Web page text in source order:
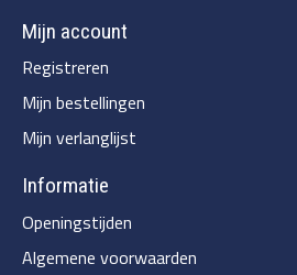
Mijn account
Registreren
Mijn bestellingen
Mijn verlanglijst
Informatie
Openingstijden
Algemene voorwaarden